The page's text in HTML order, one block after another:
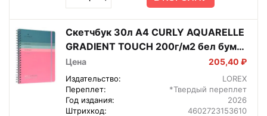
Скетчбук 30л А4 CURLY AQUARELLE
GRADIENT TOUCH 200г/м2 бел бум
Спираль LXSBCAA4-GT
Цена 205,40 ₽
Издательство:
LOREX
Переплет:
*Твердый переплет
Год издания:
2026
Штрихкод:
4602723153610